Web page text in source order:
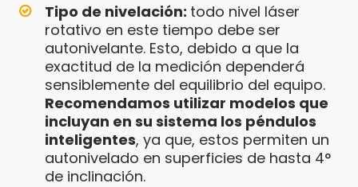
Tipo de nivelación: todo nivel láser
rotativo en este tiempo debe ser
autonivelante. Esto, debido a que la
exactitud de la medición dependerá
sensiblemente del equilibrio del equipo.
Recomendamos utilizar modelos que
incluyan en su sistema los péndulos
inteligentes, ya que, estos permiten un
autonivelado en superficies de hasta 4°
de inclinación.